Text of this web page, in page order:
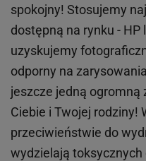
spokojny! Stosujemy
dostępną na rynku -
uzyskujemy
odporny na
jeszcze jedną ogromną
Ciebie i Twojej rodziny!
przeciwieństwie do
wydzielają